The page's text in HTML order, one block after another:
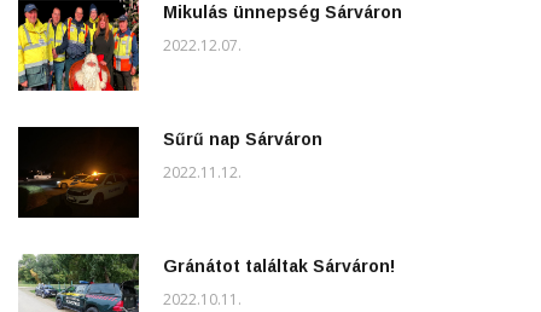
Mikulás ünnepség Sárváron
2022.12.07.
Sűrű nap Sárváron
2022.11.12.
Gránátot találtak Sárváron!
2022.10.11.